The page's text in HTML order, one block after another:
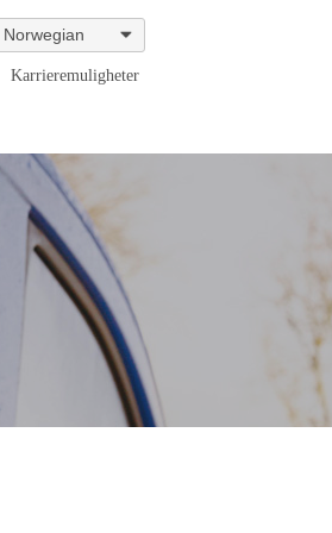
Karrieremuligheter